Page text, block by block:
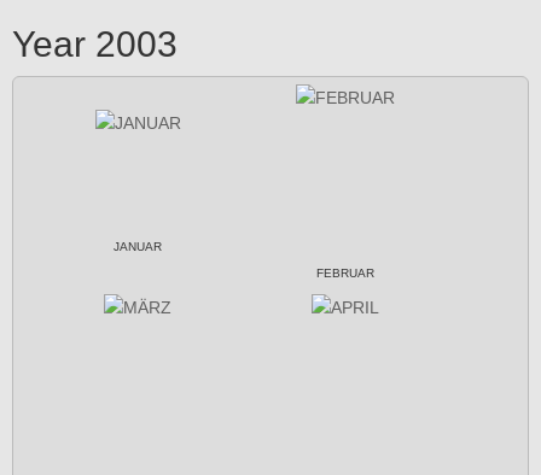
Year 2003
JANUAR
FEBRUAR